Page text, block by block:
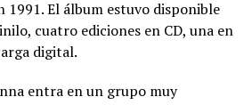
1991. El álbum estuvo disponible
cuatro ediciones en CD, una en
digital.
entra en un grupo muy